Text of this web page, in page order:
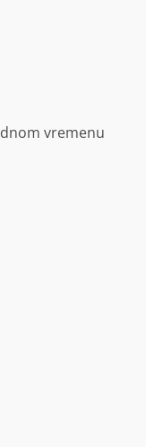
vremenu